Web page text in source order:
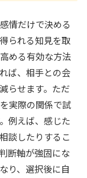
情だけで決める
られる知見を取
める有効な方法
ば、相手との会
らせます。ただ
実際の関係で試
例えば、感じた
談したりするこ
断軸が強固にな
り、選択後に自